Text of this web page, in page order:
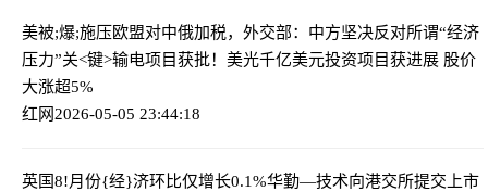
美被;爆;施压欧盟对中俄加税，外交部：中方坚决反对所谓“经济
压力”关<键>输电项目获批！美光千亿美元投资项目获进展 股价
大涨超5%
红网2026-05-05 23:44:18
英国8!月份{经}济环比仅增长0.1%华勤—技术向港交所提交上市